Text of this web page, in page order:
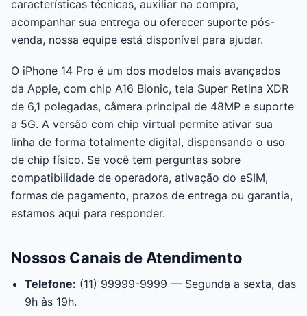
características técnicas, auxiliar na compra,
acompanhar sua entrega ou oferecer suporte pós-
venda, nossa equipe está disponível para ajudar.
O iPhone 14 Pro é um dos modelos mais avançados
da Apple, com chip A16 Bionic, tela Super Retina XDR
de 6,1 polegadas, câmera principal de 48MP e suporte
a 5G. A versão com chip virtual permite ativar sua
linha de forma totalmente digital, dispensando o uso
de chip físico. Se você tem perguntas sobre
compatibilidade de operadora, ativação do eSIM,
formas de pagamento, prazos de entrega ou garantia,
estamos aqui para responder.
Nossos Canais de Atendimento
Telefone: (11) 99999-9999 — Segunda a sexta, das
9h às 19h.